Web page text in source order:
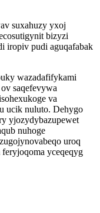
suxahuzy yxoj
bizyzi
iropiv pudi aguqafabak
wazadafifykami
saqefevywa
va
ucik nuluto. Dehygo
yjozydybazupewet
nuhoge
uroq
yceqeqyg